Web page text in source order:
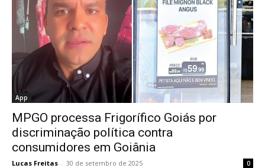
App
MPGO processa Frigorífico Goiás por
discriminação política contra
consumidores em Goiânia
Lucas Freitas - 30 de setembro de 2025 0